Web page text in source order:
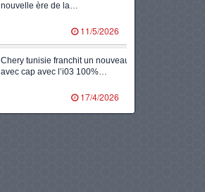
nouvelle ère de la…
11/5/2026
Chery tunisie franchit un nouveau
avec cap avec l’i03 100%…
17/4/2026